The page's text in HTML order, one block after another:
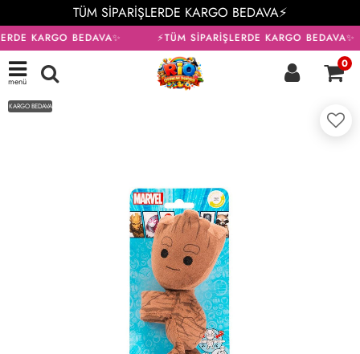
TÜM SİPARİŞLERDE KARGO BEDAVA⚡
KARGO BEDAVA✨ ⚡TÜM SİPARİŞLERDE KARGO BEDAVA✨
menü
0
KARGO BEDAVA